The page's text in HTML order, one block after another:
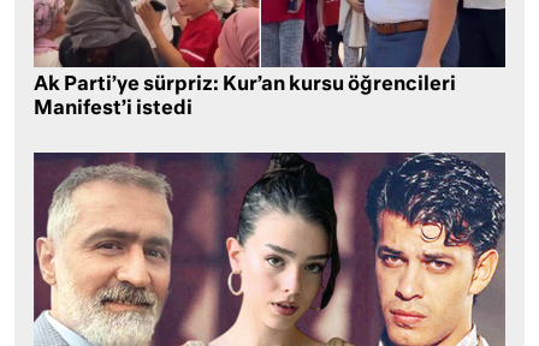
Ak Parti’ye sürpriz: Kur’an kursu öğrencileri
Manifest’i istedi